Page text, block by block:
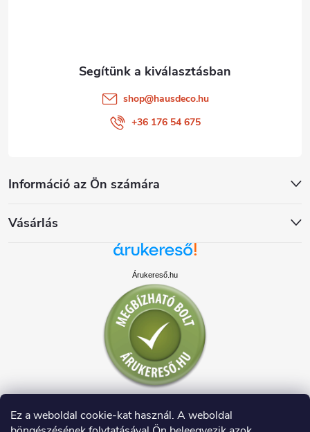
Ez a weboldal cookie-kat használ. A weboldal
Információ az Ön számára
Vásárlás
shop@hausdeco.hu
+36 176 54 675
Árukereső.hu